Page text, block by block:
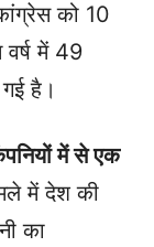
को 10
वर्ष में 49
है।
में से एक
में देश की
का